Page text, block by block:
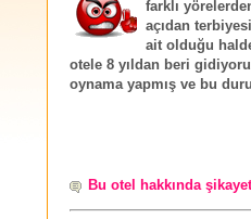
farklı
açıdan
ait olduğu
otele 8 yıldan beri
oynama yapmış ve bu
Bu otel hakkında